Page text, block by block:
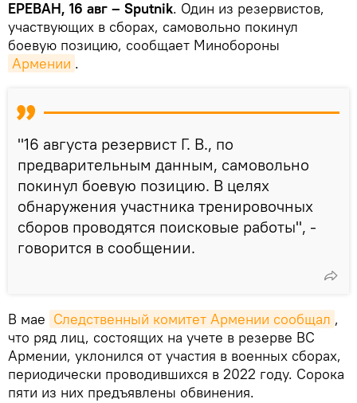
ЕРЕВАН, 16 авг – Sputnik. Один из резервистов,
участвующих в сборах, самовольно покинул
боевую позицию, сообщает Минобороны
Армении .
"16 августа резервист Г. В., по
предварительным данным, самовольно
покинул боевую позицию. В целях
обнаружения участника тренировочных
сборов проводятся поисковые работы", -
говорится в сообщении.
В мае Следственный комитет Армении сообщал ,
что ряд лиц, состоящих на учете в резерве ВС
Армении, уклонился от участия в военных сборах,
периодически проводившихся в 2022 году. Сорока
пяти из них предъявлены обвинения.